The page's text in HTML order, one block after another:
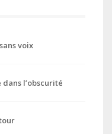
voix
l’obscurité